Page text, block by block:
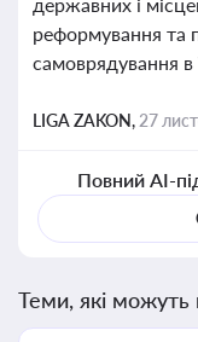
реформування та
самоврядування в
LIGA ZAKON, 27
Повний AI-
Теми, які можуть